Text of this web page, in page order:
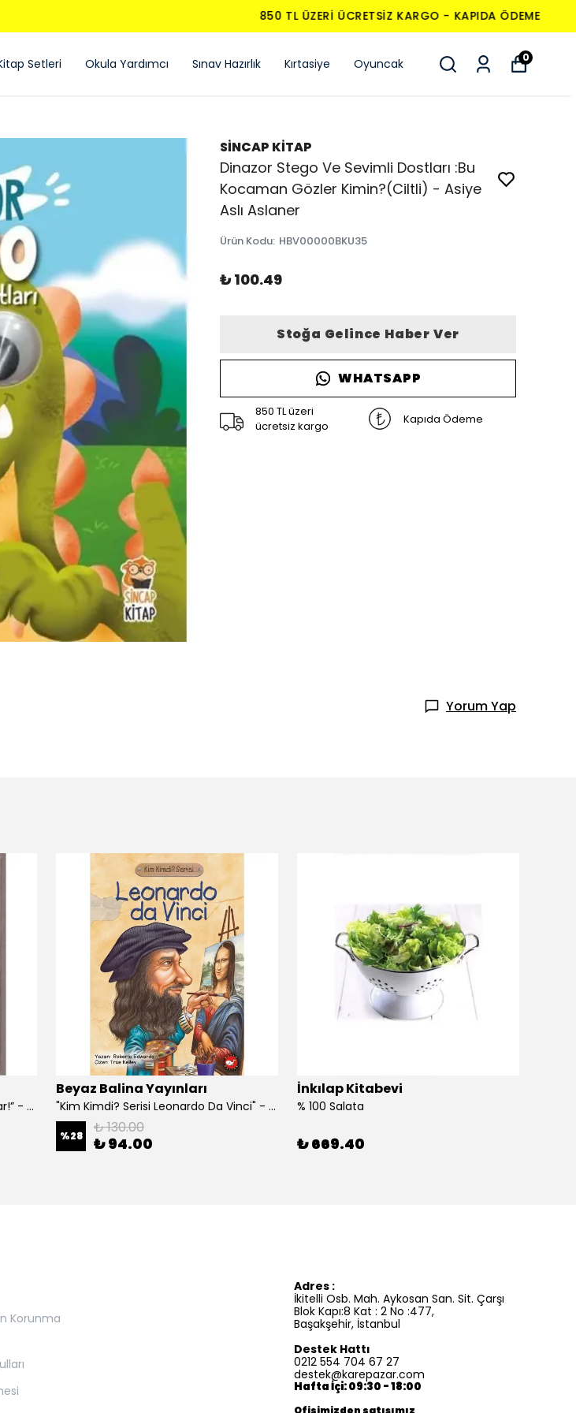
Setleri Okula Yardımcı Sınav Hazırlık Kırtasiye Oyuncak 0
SİNCAP KİTAP
Dinazor Stego Ve Sevimli Dostları :Bu
Kocaman Gözler Kimin?(Ciltli) - Asiye
Aslı Aslaner
Ürün Kodu: HBV00000BKU35
₺ 100.49
Stoğa Gelince Haber Ver
WHATSAPP
850 TL üzeri
ücretsiz kargo
Kapıda Ödeme
Yorum Yap
“Çoklar Vardır Ki Hayca Annamazlar!” - Gazanfer İbar
Beyaz Balina Yayınları
"Kim Kimdi? Serisi Leonardo Da Vinci" - Roberta Edwards
%28 ₺ 130.00
₺ 94.00
İnkılap Kitabevi
% 100 Salata
₺ 669.40
Korunma
Adres :
İkitelli Osb. Mah. Aykosan San. Sit. Çarşı
Blok Kapı:8 Kat : 2 No :477,
Başakşehir, İstanbul
Destek Hattı
0212 554 704 67 27
destek@karepazar.com
Hafta İçi: 09:30 - 18:00
Ofisimizden satışımız